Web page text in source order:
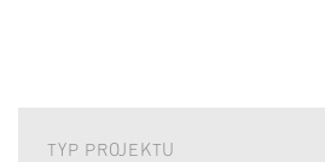
TYP PROJEKTU